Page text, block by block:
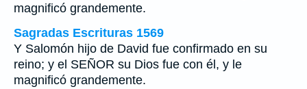
magnificó grandemente.
Sagradas Escrituras 1569
Y Salomón hijo de David fue confirmado en su
reino; y el SEÑOR su Dios fue con él, y le
magnificó grandemente.